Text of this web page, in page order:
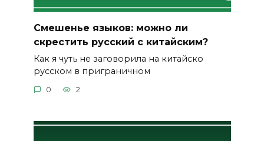
Смешенье языков: можно ли
скрестить русский с китайским?
Как я чуть не заговорила на китайско
русском в приграничном
0 2